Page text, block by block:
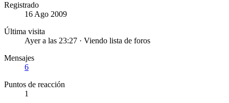
Registrado
16 Ago 2009
Última visita
Ayer a las 23:27 · Viendo lista de foros
Mensajes
6
Puntos de reacción
1